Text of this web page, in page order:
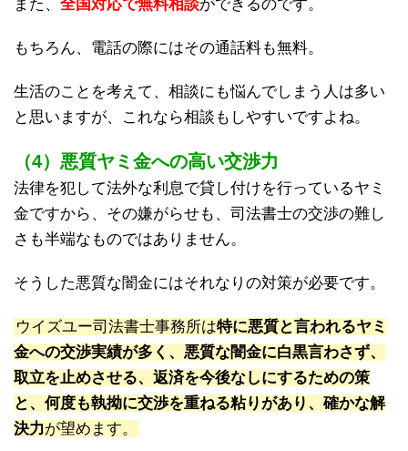
また、 全国対応で無料相談ができるのです。
もちろん、電話の際にはその通話料も無料。
生活のことを考えて、相談にも悩んでしまう人は多い
と思いますが、これなら相談もしやすいですよね。
（4）悪質ヤミ金への高い交渉力
法律を犯して法外な利息で貸し付けを行っているヤミ
金ですから、その嫌がらせも、司法書士の交渉の難し
さも半端なものではありません。
そうした悪質な闇金にはそれなりの対策が必要です。
ウイズユー司法書士事務所は特に悪質と言われるヤミ
金への交渉実績が多く、悪質な闇金に白黒言わさず、
取立を止めさせる、返済を今後なしにするための策
と、何度も執拗に交渉を重ねる粘りがあり、確かな解
決力が望めます。